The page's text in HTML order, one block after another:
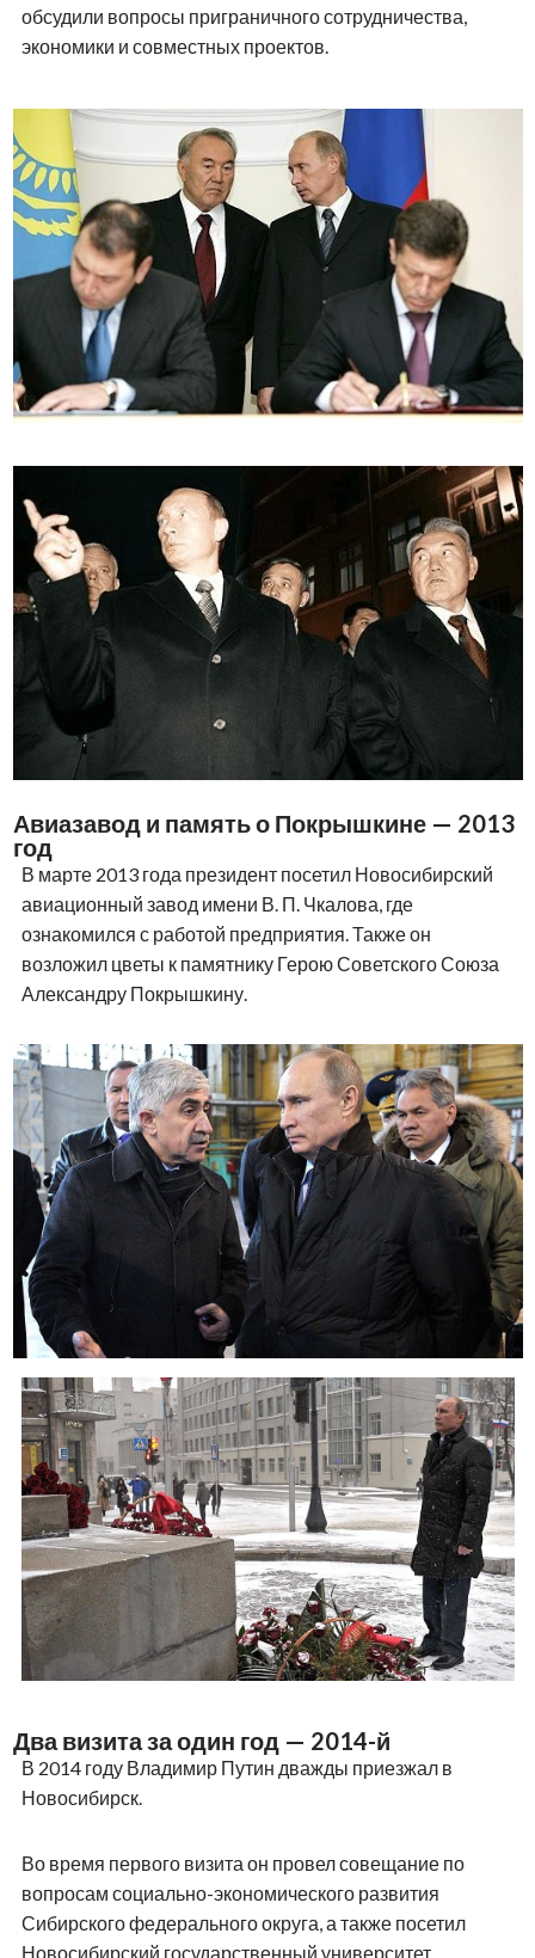
обсудили вопросы приграничного сотрудничества,
экономики и совместных проектов.
Авиазавод и память о Покрышкине — 2013
год
В марте 2013 года президент посетил Новосибирский
авиационный завод имени В. П. Чкалова, где
ознакомился с работой предприятия. Также он
возложил цветы к памятнику Герою Советского Союза
Александру Покрышкину.
Два визита за один год — 2014-й
В 2014 году Владимир Путин дважды приезжал в
Новосибирск.
Во время первого визита он провел совещание по
вопросам социально-экономического развития
Сибирского федерального округа, а также посетил
Новосибирский государственный университет.